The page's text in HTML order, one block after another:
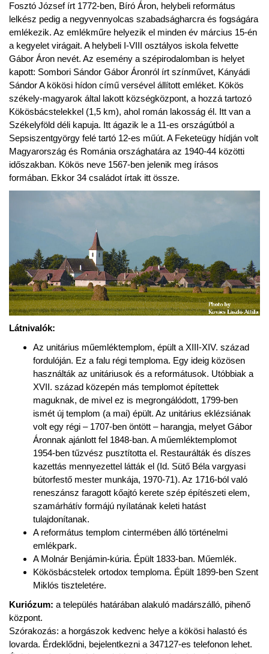
Fosztó József írt 1772-ben, Bíró Áron, helybeli református
lelkész pedig a negyvennyolcas szabadságharcra és fogságára
emlékezik. Az emlékműre helyezik el minden év március 15-én
a kegyelet virágait. A helybeli I-VIII osztályos iskola felvette
Gábor Áron nevét. Az esemény a szépirodalomban is helyet
kapott: Sombori Sándor Gábor Áronról írt színművet, Kányádi
Sándor A kökösi hídon című versével állított emléket. Kökös
székely-magyarok által lakott községközpont, a hozzá tartozó
Kökösbácstelekkel (1,5 km), ahol román lakosság él. Itt van a
Székelyföld déli kapuja. Itt ágazik le a 11-es országútból a
Sepsiszentgyörgy felé tartó 12-es műút. A Feketeügy hídján volt
Magyarország és Románia országhatára az 1940-44 közötti
időszakban. Kökös neve 1567-ben jelenik meg írásos
formában. Ekkor 34 családot írtak itt össze.
Látnivalók:
Az unitárius műemléktemplom, épült a XIII-XIV. század
fordulóján. Ez a falu régi temploma. Egy ideig közösen
használták az unitáriusok és a reformátusok. Utóbbiak a
XVII. század közepén más templomot építettek
maguknak, de mivel ez is megrongálódott, 1799-ben
ismét új templom (a mai) épült. Az unitárius eklézsiának
volt egy régi – 1707-ben öntött – harangja, melyet Gábor
Áronnak ajánlott fel 1848-ban. A műemléktemplomot
1954-ben tűzvész pusztította el. Restaurálták és díszes
kazettás mennyezettel látták el (Id. Sütő Béla vargyasi
bútorfestő mester munkája, 1970-71). Az 1716-ból való
reneszánsz faragott kőajtó kerete szép építészeti elem,
szamárhátív formájú nyílatának keleti hatást
tulajdonítanak.
A református templom cintermében álló történelmi
emlékpark.
A Molnár Benjámin-kúria. Épült 1833-ban. Műemlék.
Kökösbácstelek ortodox temploma. Épült 1899-ben Szent
Miklós tiszteletére.
Kuriózum: a település határában alakuló madárszálló, pihenő
központ.
Szórakozás: a horgászok kedvenc helye a kökösi halastó és
lovarda. Érdeklődni, bejelentkezni a 347127-es telefonon lehet.